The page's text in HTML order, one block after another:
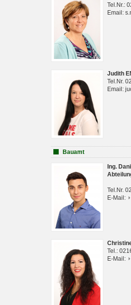
Tel.Nr.:
Email:
Judith
Tel.Nr.
Email:
Bauamt
Ing.
Tel.Nr.
E-Mail:
Tel.:
E-Mail: